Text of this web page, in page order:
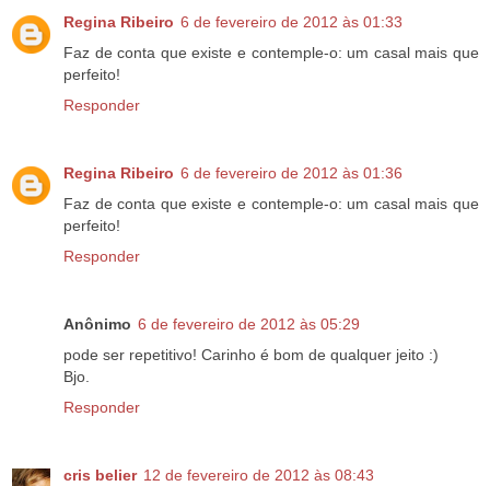
Regina Ribeiro 6 de fevereiro de 2012 às 01:33
Faz de conta que existe e contemple-o: um casal mais que
perfeito!
Responder
Regina Ribeiro 6 de fevereiro de 2012 às 01:36
Faz de conta que existe e contemple-o: um casal mais que
perfeito!
Responder
Anônimo 6 de fevereiro de 2012 às 05:29
pode ser repetitivo! Carinho é bom de qualquer jeito :)
Bjo.
Responder
cris belier 12 de fevereiro de 2012 às 08:43